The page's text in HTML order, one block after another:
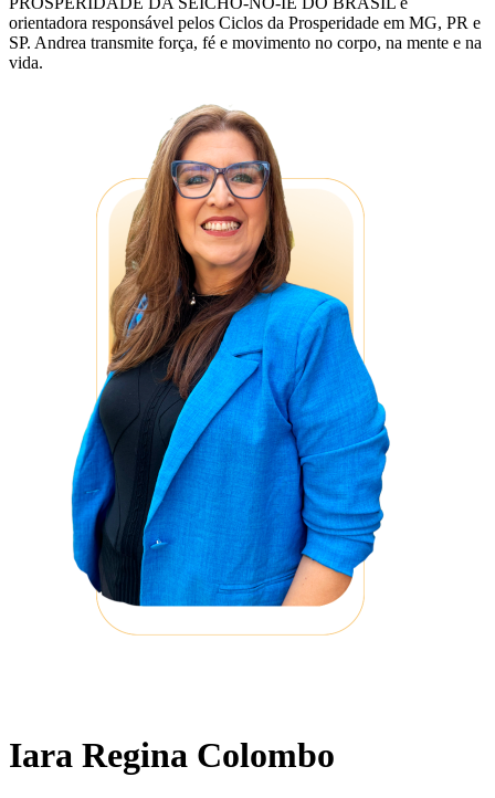
orientadora responsável pelos Ciclos da Prosperidade em MG, PR e
SP. Andrea transmite força, fé e movimento no corpo, na mente e na
vida.
Iara Regina Colombo